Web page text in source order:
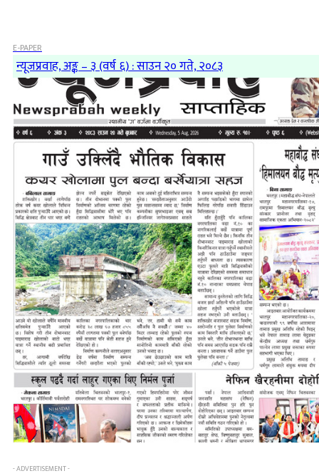
E-PAPER
न्यूजप्रवाह, अङ्क – ३ (वर्ष ६) : साउन २० गते, २०८३
- ADVERTISEMENT -